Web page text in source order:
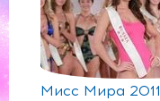
Мисс Мира 2011